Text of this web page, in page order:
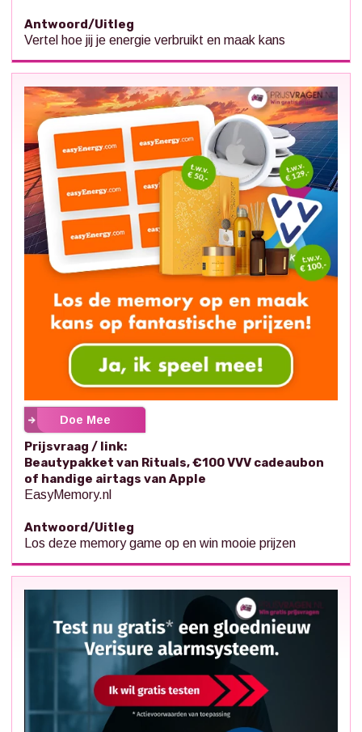
Antwoord/Uitleg
Vertel hoe jij je energie verbruikt en maak kans
Doe Mee
Prijsvraag / link:
Beautypakket van Rituals, €100 VVV cadeaubon
of handige airtags van Apple
EasyMemory.nl
Antwoord/Uitleg
Los deze memory game op en win mooie prijzen